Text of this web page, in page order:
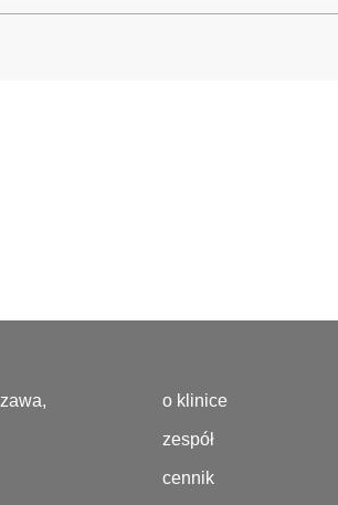
o klinice
zespół
cennik